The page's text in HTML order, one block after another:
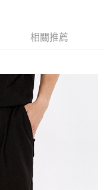
相關推薦